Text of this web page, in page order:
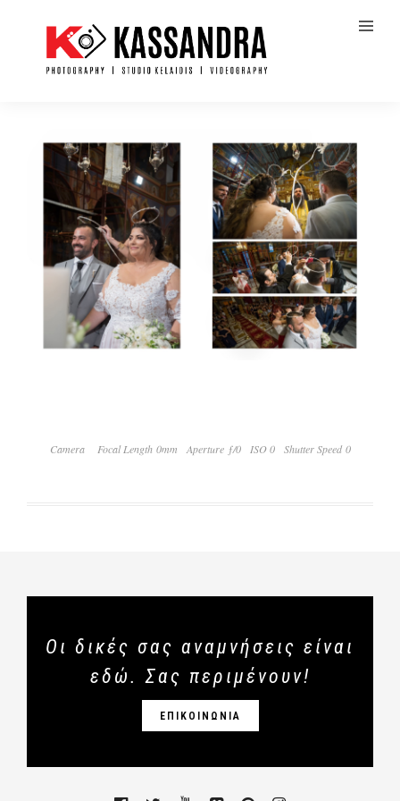
Camera Focal Length 0mm Aperture ƒ/0 ISO 0 Shutter Speed 0
Οι δικές σας αναμνήσεις είναι
εδώ. Σας περιμένουν!
ΕΠΙΚΟΙΝΩΝΙΑ